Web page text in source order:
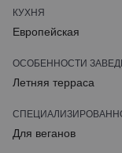
КУХНЯ
Европейская
ОСОБЕННОСТИ
Летняя терраса
Для веганов